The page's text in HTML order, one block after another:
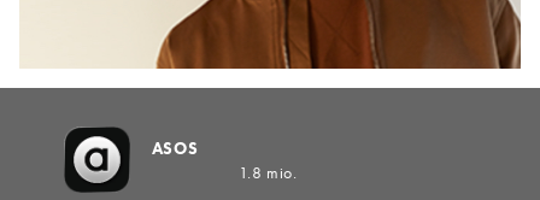
ASOS
1.8 mio.